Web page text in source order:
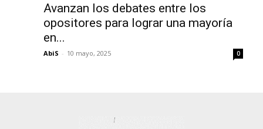
Avanzan los debates entre los
opositores para lograr una mayoría
en...
AbiS - 10 mayo, 2025 0